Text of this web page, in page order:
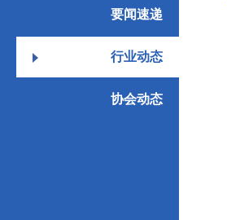
要闻速递
行业动态
协会动态